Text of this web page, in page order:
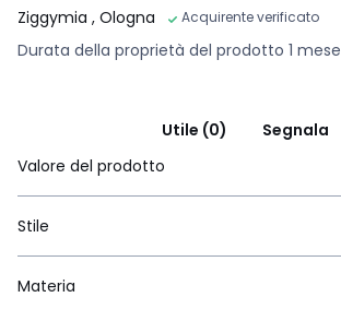
Ziggymia , Ologna Acquirente verificato
Durata della proprietà del prodotto 1 mese
Utile (0)
Segnala
Valore del prodotto
Stile
Materia